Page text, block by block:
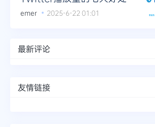
emer 2025-6-22 01:01
最新评论
友情链接